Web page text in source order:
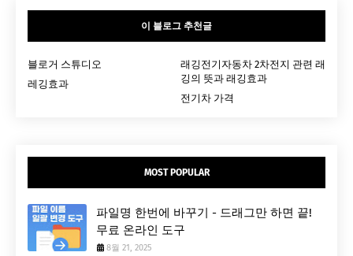
이 블로그 추천글
블로거 스튜디오
래깅전기자동차 2차전지 관련 래
깅의 뜻과 래깅효과
레깅효과
전기차 가격
MOST POPULAR
파일명 한번에 바꾸기 - 드래그만 하면 끝!
무료 온라인 도구
8월 21, 2025